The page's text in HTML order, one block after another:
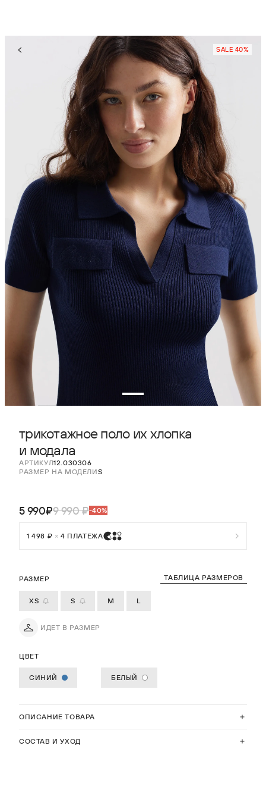
SALE 40%
трикотажное поло их хлопка
и модала
АРТИКУЛ12.030306
РАЗМЕР НА МОДЕЛИS
ОПИСАНИЕ ТОВАРА
СОСТАВ И УХОД
РАЗМЕР ТАБЛИЦА РАЗМЕРОВ
XS S M L
ИДЕТ В РАЗМЕР
ЦВЕТ
СИНИЙ БЕЛЫЙ
5 990₽9 990 ₽-40%
1 498 ₽ × 4 ПЛАТЕЖА